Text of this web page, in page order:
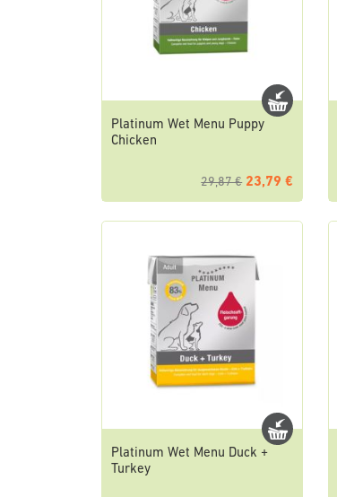
Platinum Wet Menu Puppy
Chicken
29,87 € 23,79 €
Platinum Wet Menu Duck +
Turkey